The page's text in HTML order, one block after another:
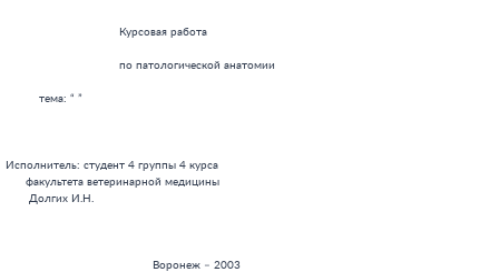
                                  Курсовая работа
                                  по патологической анатомии
          тема: “ ”
Исполнитель: студент 4 группы 4 курса
      факультета ветеринарной медицины
       Долгих И.Н.
                                            Воронеж – 2003